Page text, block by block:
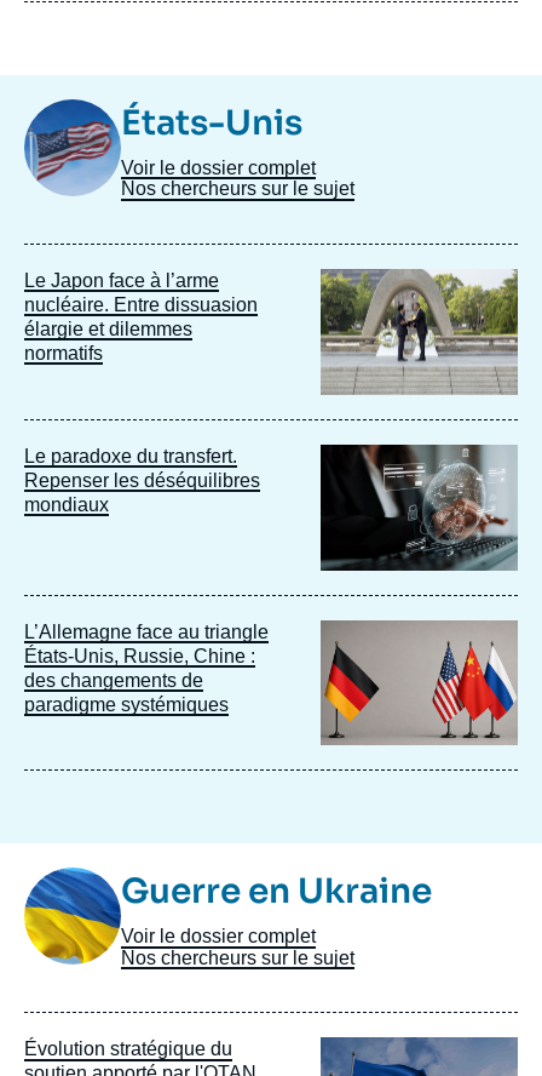
Image
Taxonomie États-Unis
Voir le dossier complet
Nos chercheurs sur le sujet
Le Japon face à l’arme
nucléaire. Entre dissuasion
élargie et dilemmes
normatifs
Image
principale
Le paradoxe du transfert.
Repenser les déséquilibres
mondiaux
Image
principale
L’Allemagne face au triangle
États-Unis, Russie, Chine :
des changements de
paradigme systémiques
principale
Image
TaxonomieGuerre en Ukraine
Voir le dossier complet
Nos chercheurs sur le sujet
Évolution stratégique du
Image
principale